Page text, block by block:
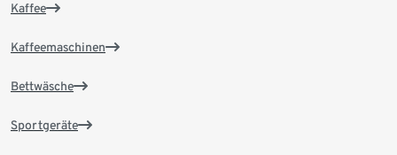
Kaffee
Kaffeemaschinen
Bettwäsche
Sportgeräte